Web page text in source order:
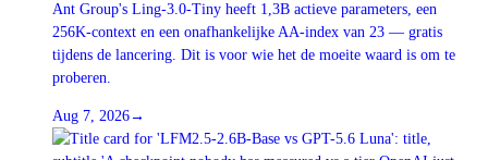
Ant Group's Ling-3.0-Tiny heeft 1,3B actieve parameters, een
256K-context en een onafhankelijke AA-index van 23 — gratis
tijdens de lancering. Dit is voor wie het de moeite waard is om te
proberen.
Aug 7, 2026→